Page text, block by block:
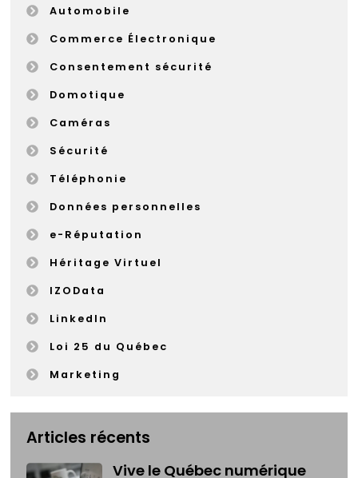
Automobile
Commerce Électronique
Consentement sécurité
Domotique
Caméras
Sécurité
Téléphonie
Données personnelles
e-Réputation
Héritage Virtuel
IZOData
LinkedIn
Loi 25 du Québec
Marketing
Articles récents
Vive le Québec numérique